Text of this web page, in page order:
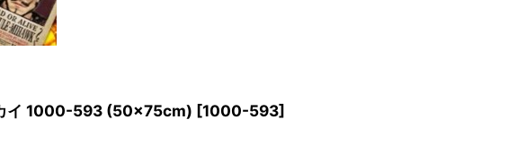
イ 1000-593 (50×75cm) [1000-593]